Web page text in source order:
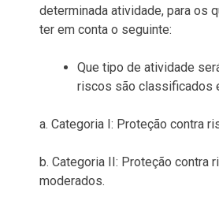
determinada atividade, para os
ter em conta o seguinte:
Que tipo de atividade
riscos são classificados
a. Categoria I: Proteção contra
b. Categoria II: Proteção contra
moderados.